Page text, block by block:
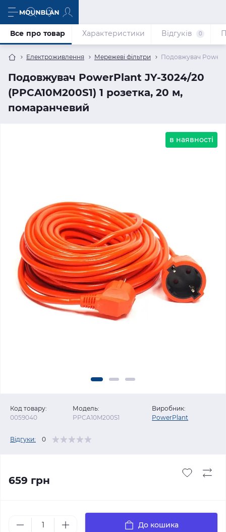
Електроживлення Мережеві фільтри Подовжувач
Подовжувач PowerPlant JY-3024/20
(PPCA10M200S1) 1 розетка, 20 м,
помаранчевий
Все про товар Характеристики Відгуків 0
в наявності
Код товару:
0059040
Модель:
PPCA10M200S1
Виробник:
PowerPlant
Відгуки: 0
659 грн
До кошика